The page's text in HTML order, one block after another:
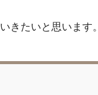
きたいと思います。